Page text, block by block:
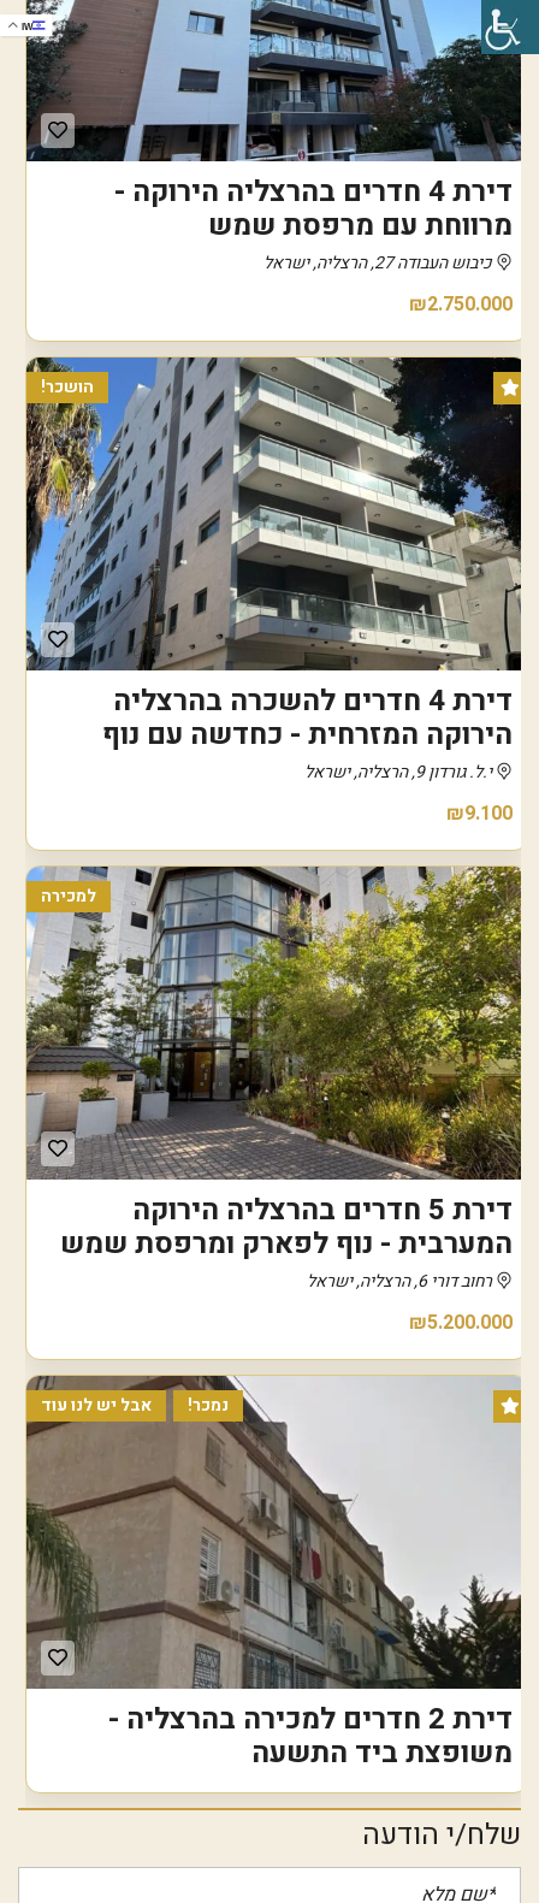
דירת 4 חדרים בהרצליה הירוקה -
מרווחת עם מרפסת שמש
כיבוש העבודה 27, הרצליה, ישראל
₪2.750.000
הושכר!
דירת 4 חדרים להשכרה בהרצליה
הירוקה המזרחית - כחדשה עם נוף
י.ל. גורדון 9, הרצליה, ישראל
₪9.100
למכירה
דירת 5 חדרים בהרצליה הירוקה
המערבית - נוף לפארק ומרפסת שמש
רחוב דורי 6, הרצליה, ישראל
₪5.200.000
אבל יש לנו עוד נמכר!
דירת 2 חדרים למכירה בהרצליה -
משופצת ביד התשעה
שלח/י הודעה
IW